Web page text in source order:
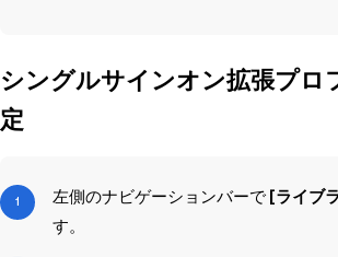
シングルサインオン拡張プロ
定
左側のナビゲーションバーで [ライブ
す。